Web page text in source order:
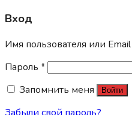
Вход
Имя пользователя или Email
Пароль *
Запомнить меня
Войти